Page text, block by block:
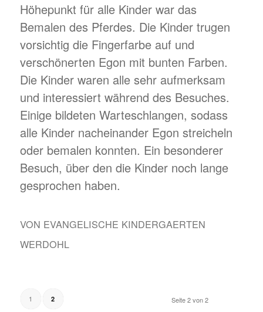
Höhepunkt für alle Kinder war das
Bemalen des Pferdes. Die Kinder trugen
vorsichtig die Fingerfarbe auf und
verschönerten Egon mit bunten Farben.
Die Kinder waren alle sehr aufmerksam
und interessiert während des Besuches.
Einige bildeten Warteschlangen, sodass
alle Kinder nacheinander Egon streicheln
oder bemalen konnten. Ein besonderer
Besuch, über den die Kinder noch lange
gesprochen haben.
VON EVANGELISCHE KINDERGAERTEN
WERDOHL
Seite 2 von 2
1 2